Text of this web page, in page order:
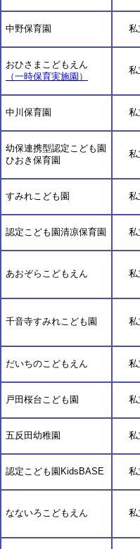
中野保育園 私
おひさまこどもえん
（一時保育実施園）
私
中川保育園 私
幼保連携型認定こども園
ひおき保育園
私
すみれこども園 私
認定こども園清凉保育園 私
あおぞらこどもえん 私
千音寺すみれこども園 私
だいちのこどもえん 私
戸田桜台こども園 私
五反田幼稚園 私
認定こども園KidsBASE 私
なないろこどもえん 私